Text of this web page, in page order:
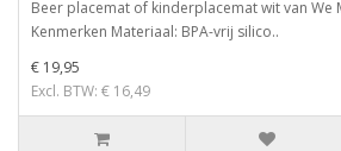
Beer placemat of kinderplacemat wit van We
Kenmerken Materiaal: BPA-vrij silico..
€ 19,95
Excl. BTW: € 16,49